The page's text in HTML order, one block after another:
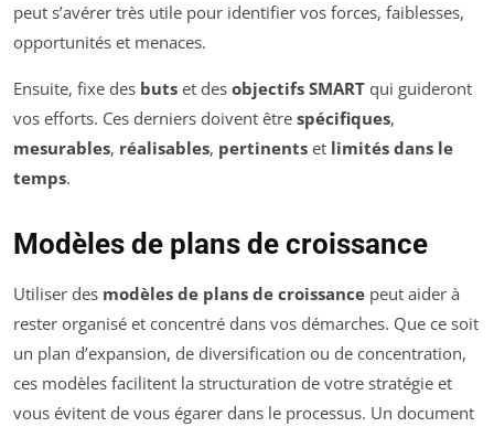
peut s’avérer très utile pour identifier vos forces, faiblesses,
opportunités et menaces.
Ensuite, fixe des buts et des objectifs SMART qui guideront
vos efforts. Ces derniers doivent être spécifiques,
mesurables, réalisables, pertinents et limités dans le
temps.
Modèles de plans de croissance
Utiliser des modèles de plans de croissance peut aider à
rester organisé et concentré dans vos démarches. Que ce soit
un plan d’expansion, de diversification ou de concentration,
ces modèles facilitent la structuration de votre stratégie et
vous évitent de vous égarer dans le processus. Un document